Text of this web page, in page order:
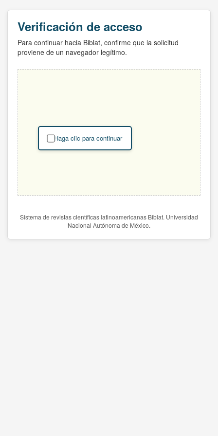
Verificación de acceso
Para continuar hacia Biblat, confirme que la solicitud
proviene de un navegador legítimo.
Haga clic para continuar
Sistema de revistas científicas latinoamericanas Biblat. Universidad
Nacional Autónoma de México.